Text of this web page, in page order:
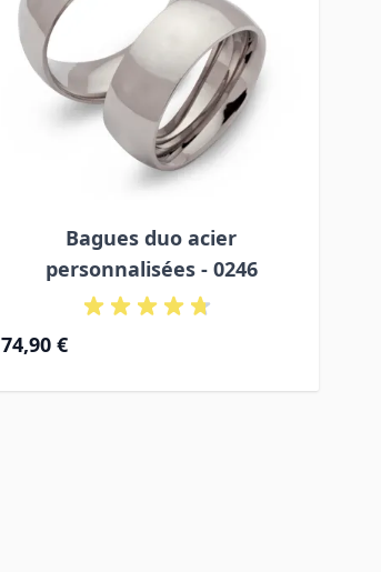
Bagues duo acier
personnalisées - 0246
74,90 €